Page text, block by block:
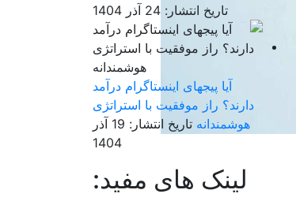
تاریخ انتشار: 24 آذر 1404
آیا پیجهای اینستاگرام درآمد
دارند؟ راز موفقیت با استراتژی
هوشمندانه
تاریخ انتشار: 19 آذر
1404
لینک های مفید: